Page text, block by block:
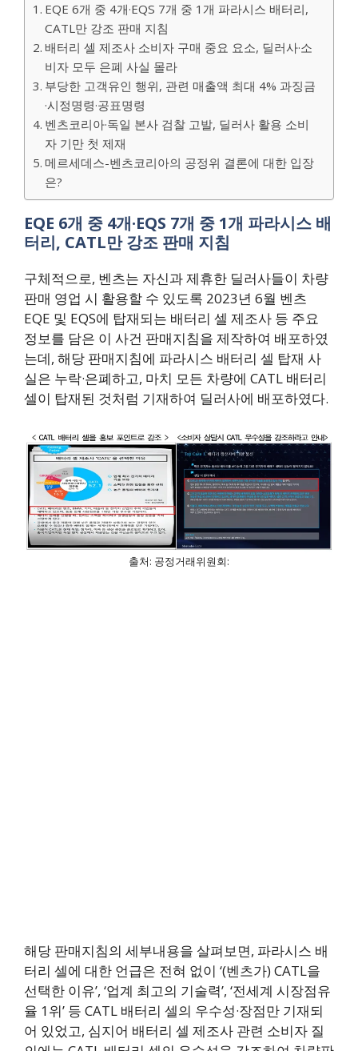
EQE 6개 중 4개·EQS 7개 중 1개 파라시스 배터리,
CATL만 강조 판매 지침
배터리 셀 제조사 소비자 구매 중요 요소, 딜러사·소
비자 모두 은폐 사실 몰라
부당한 고객유인 행위, 관련 매출액 최대 4% 과징금
·시정명령·공표명령
벤츠코리아·독일 본사 검찰 고발, 딜러사 활용 소비
자 기만 첫 제재
메르세데스-벤츠코리아의 공정위 결론에 대한 입장
은?
EQE 6개 중 4개·EQS 7개 중 1개 파라시스 배
터리, CATL만 강조 판매 지침
구체적으로, 벤츠는 자신과 제휴한 딜러사들이 차량
판매 영업 시 활용할 수 있도록 2023년 6월 벤츠
EQE 및 EQS에 탑재되는 배터리 셀 제조사 등 주요
정보를 담은 이 사건 판매지침을 제작하여 배포하였
는데, 해당 판매지침에 파라시스 배터리 셀 탑재 사
실은 누락·은폐하고, 마치 모든 차량에 CATL 배터리
셀이 탑재된 것처럼 기재하여 딜러사에 배포하였다.
출처: 공정거래위원회:
해당 판매지침의 세부내용을 살펴보면, 파라시스 배
터리 셀에 대한 언급은 전혀 없이 ‘(벤츠가) CATL을
선택한 이유’, ‘업계 최고의 기술력’, ‘전세계 시장점유
율 1위’ 등 CATL 배터리 셀의 우수성·장점만 기재되
어 있었고, 심지어 배터리 셀 제조사 관련 소비자 질